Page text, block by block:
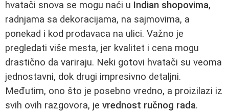
hvatači snova se mogu naći u Indian shopovima,
radnjama sa dekoracijama, na sajmovima, a
ponekad i kod prodavaca na ulici. Važno je
pregledati više mesta, jer kvalitet i cena mogu
drastično da variraju. Neki gotovi hvatači su veoma
jednostavni, dok drugi impresivno detaljni.
Međutim, ono što je posebno vredno, a proizilazi iz
svih ovih razgovora, je vrednost ručnog rada.